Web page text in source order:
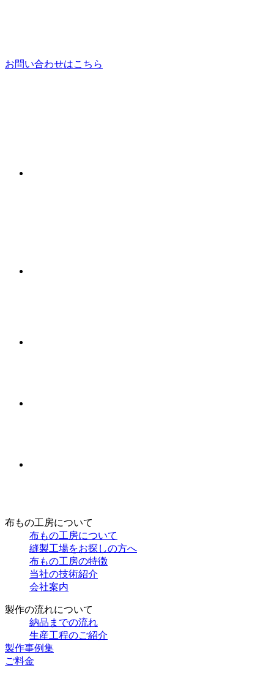
お問い合わせはこちら
布もの工房について
布もの工房について
縫製工場をお探しの方へ
布もの工房の特徴
当社の技術紹介
会社案内
製作の流れについて
納品までの流れ
生産工程のご紹介
製作事例集
ご料金